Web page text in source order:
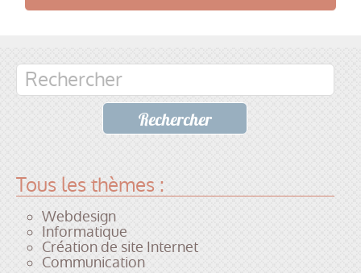
Tous les thèmes :
Webdesign
Informatique
Création de site Internet
Communication